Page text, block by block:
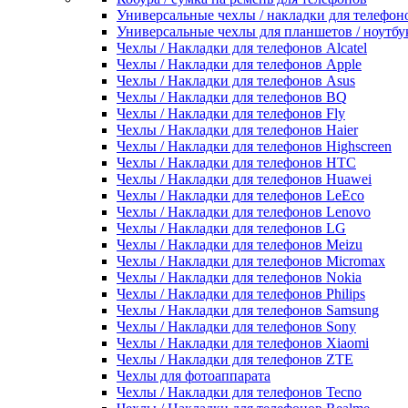
Универсальные чехлы / накладки для
Универсальные чехлы для планшетов /
Чехлы / Накладки для телефонов Alcatel
Чехлы / Накладки для телефонов Apple
Чехлы / Накладки для телефонов Asus
Чехлы / Накладки для телефонов BQ
Чехлы / Накладки для телефонов Fly
Чехлы / Накладки для телефонов Haier
Чехлы / Накладки для телефонов Highscreen
Чехлы / Накладки для телефонов HTC
Чехлы / Накладки для телефонов Huawei
Чехлы / Накладки для телефонов LeEco
Чехлы / Накладки для телефонов Lenovo
Чехлы / Накладки для телефонов LG
Чехлы / Накладки для телефонов Meizu
Чехлы / Накладки для телефонов Micromax
Чехлы / Накладки для телефонов Nokia
Чехлы / Накладки для телефонов Philips
Чехлы / Накладки для телефонов Samsung
Чехлы / Накладки для телефонов Sony
Чехлы / Накладки для телефонов Xiaomi
Чехлы / Накладки для телефонов ZTE
Чехлы для фотоаппарата
Чехлы / Накладки для телефонов Tecno